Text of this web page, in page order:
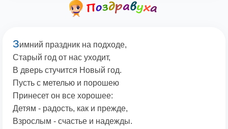
Зимний праздник на подходе,
Старый год от нас уходит,
В дверь стучится Новый год.
Пусть с метелью и порошею
Принесет он все хорошее:
Детям - радость, как и прежде,
Взрослым - счастье и надежды.